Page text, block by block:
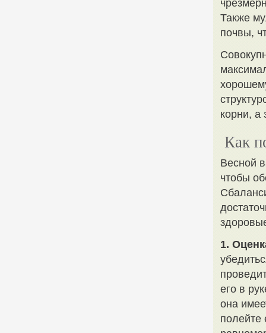
Также
почвы,
корни, а
Как
Весной
чтобы
1.
его в
она
полейте